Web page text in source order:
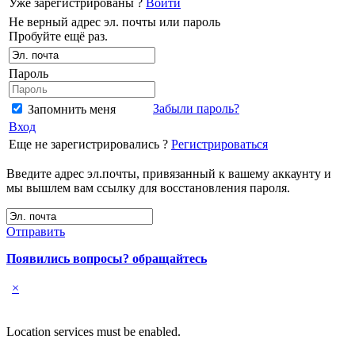
Не верный адрес эл. почты или пароль
Пробуйте ещё раз.
Пароль
Запомнить меня
Забыли пароль?
Вход
Еще не зарегистрировались ? Регистрироваться
Введите адрес эл.почты, привязанный к вашему аккаунту и
мы вышлем вам ссылку для восстановления пароля.
Отправить
Появились вопросы? обращайтесь
×
Location services must be enabled.